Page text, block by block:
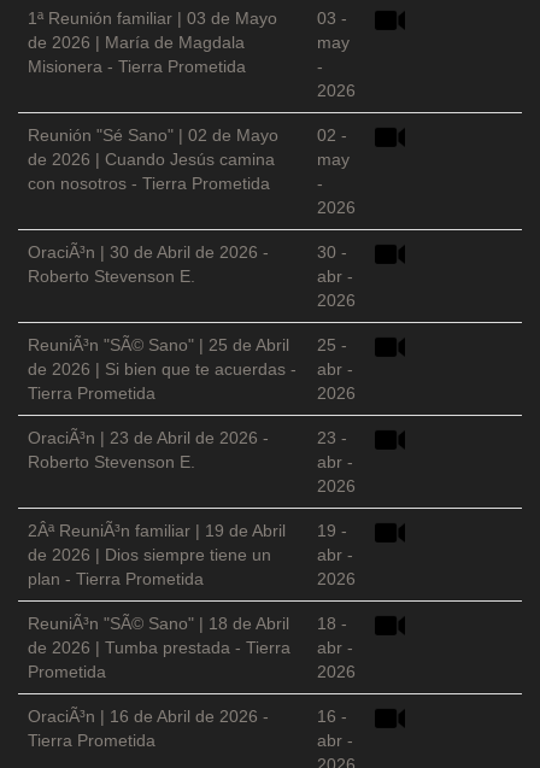
1ª Reunión familiar | 03 de Mayo
de 2026 | María de Magdala
Misionera - Tierra Prometida
03 -
may
-
2026
Reunión "Sé Sano" | 02 de Mayo
de 2026 | Cuando Jesús camina
con nosotros - Tierra Prometida
02 -
may
-
2026
OraciÃ³n | 30 de Abril de 2026 -
Roberto Stevenson E.
30 -
abr -
2026
ReuniÃ³n "SÃ© Sano" | 25 de Abril
de 2026 | Si bien que te acuerdas -
Tierra Prometida
25 -
abr -
2026
OraciÃ³n | 23 de Abril de 2026 -
Roberto Stevenson E.
23 -
abr -
2026
2Âª ReuniÃ³n familiar | 19 de Abril
de 2026 | Dios siempre tiene un
plan - Tierra Prometida
19 -
abr -
2026
ReuniÃ³n "SÃ© Sano" | 18 de Abril
de 2026 | Tumba prestada - Tierra
Prometida
18 -
abr -
2026
OraciÃ³n | 16 de Abril de 2026 -
Tierra Prometida
16 -
abr -